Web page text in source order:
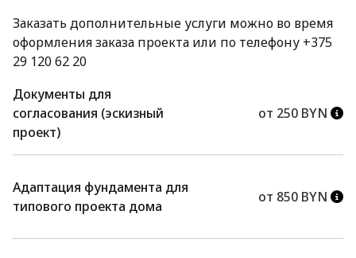
Заказать дополнительные услуги можно во время
оформления заказа проекта или по телефону +375
29 120 62 20
Документы для
согласования (эскизный
проект)
от 250 BYN
Адаптация фундамента для
типового проекта дома
от 850 BYN